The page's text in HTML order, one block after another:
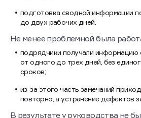
подготовка сводной информации
до двух рабочих дней.
Не менее проблемной была
подрядчики получали информацию
от одного до трех дней, без
сроков;
из-за этого часть замечаний
повторно, а устранение дефектов
В результате у руководства не